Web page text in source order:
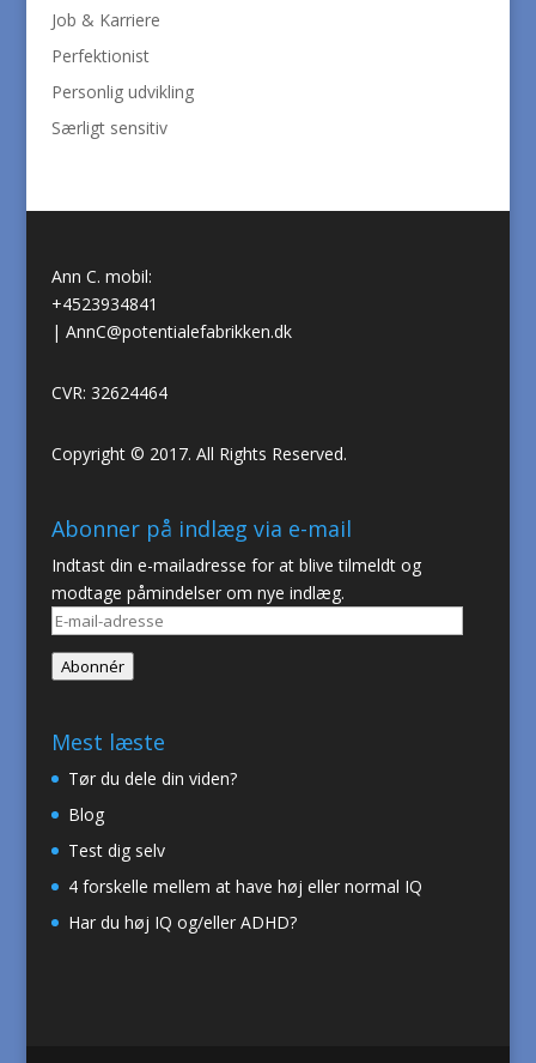
Job & Karriere
Perfektionist
Personlig udvikling
Særligt sensitiv
Ann C. mobil:
+4523934841
| AnnC@potentialefabrikken.dk
CVR: 32624464
Copyright © 2017. All Rights Reserved.
Abonner på indlæg via e-mail
Indtast din e-mailadresse for at blive tilmeldt og
modtage påmindelser om nye indlæg.
E-
mail-
adresse
Abonnér
Mest læste
Tør du dele din viden?
Blog
Test dig selv
4 forskelle mellem at have høj eller normal IQ
Har du høj IQ og/eller ADHD?